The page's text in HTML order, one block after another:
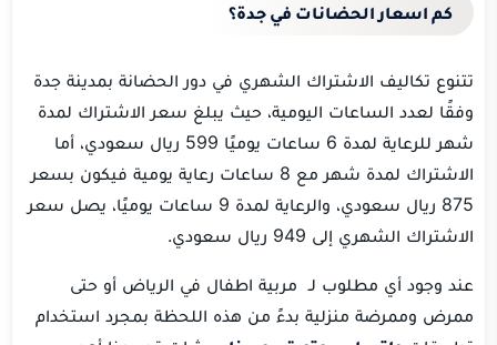
كم اسعار الحضانات في جدة؟
تتنوع تكاليف الاشتراك الشهري في دور الحضانة بمدينة جدة
وفقًا لعدد الساعات اليومية، حيث يبلغ سعر الاشتراك لمدة
شهر للرعاية لمدة 6 ساعات يوميًا 599 ريال سعودي، أما
الاشتراك لمدة شهر مع 8 ساعات رعاية يومية فيكون بسعر
875 ريال سعودي، والرعاية لمدة 9 ساعات يوميًا، يصل سعر
الاشتراك الشهري إلى 949 ريال سعودي.
عند وجود أي مطلوب لـ مربية اطفال في الرياض أو حتى
ممرض وممرضة منزلية بدءً من هذه اللحظة بمجرد استخدام